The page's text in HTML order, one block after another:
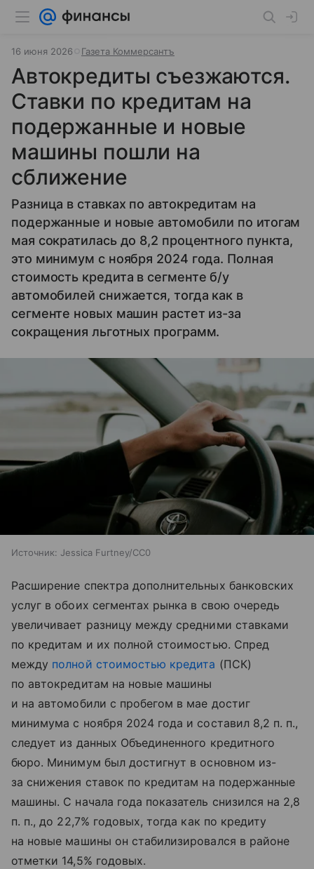
16 июня 2026 Газета Коммерсантъ
Автокредиты съезжаются.
Ставки по кредитам на
подержанные и новые
машины пошли на
сближение
Разница в ставках по автокредитам на
подержанные и новые автомобили по итогам
мая сократилась до 8,2 процентного пункта,
это минимум с ноября 2024 года. Полная
стоимость кредита в сегменте б/у
автомобилей снижается, тогда как в
сегменте новых машин растет из-за
сокращения льготных программ.
Источник: Jessica Furtney/CC0
Расширение спектра дополнительных банковских
услуг в обоих сегментах рынка в свою очередь
увеличивает разницу между средними ставками
по кредитам и их полной стоимостью. Спред
между полной стоимостью кредита (ПСК)
по автокредитам на новые машины
и на автомобили с пробегом в мае достиг
минимума с ноября 2024 года и составил 8,2 п. п.,
следует из данных Объединенного кредитного
бюро. Минимум был достигнут в основном из-
за снижения ставок по кредитам на подержанные
машины. С начала года показатель снизился на 2,8
п. п., до 22,7% годовых, тогда как по кредиту
на новые машины он стабилизировался в районе
отметки 14,5% годовых.